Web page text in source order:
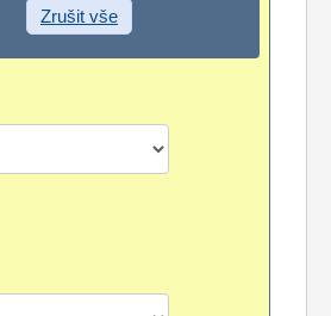
Zrušit vše